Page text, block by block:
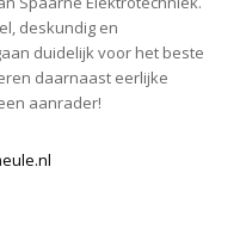
deskundig en
duidelijk voor het beste
daarnaast eerlijke
aanrader!